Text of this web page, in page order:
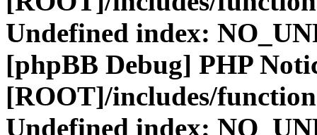
Undefined index:
[phpBB Debug] PHP
[ROOT]/includes/
Undefined index: